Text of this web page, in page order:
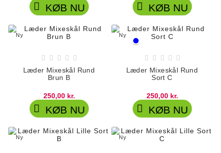
 KØB NU  KØB NU
Ny
    
Læder Mixeskål Rund
Brun B
250,00 kr.
 KØB NU
Ny
Blå
    
Læder Mixeskål Rund
Sort C
250,00 kr.
 KØB NU
Ny Ny